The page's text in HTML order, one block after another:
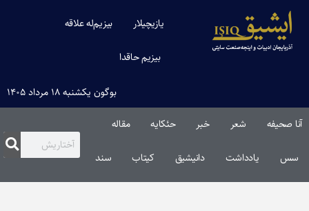
یازیچیلار بیزیم‌له علاقه
بیزیم حاقدا
بوگون یکشنبه ۱۸ مرداد ۱۴۰۵
آنا صحیفه شعر خبر حئکایه مقاله‌
سس یادداشت دانیشیق کیتاب سند